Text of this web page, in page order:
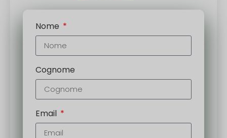
Nome
Cognome
Email